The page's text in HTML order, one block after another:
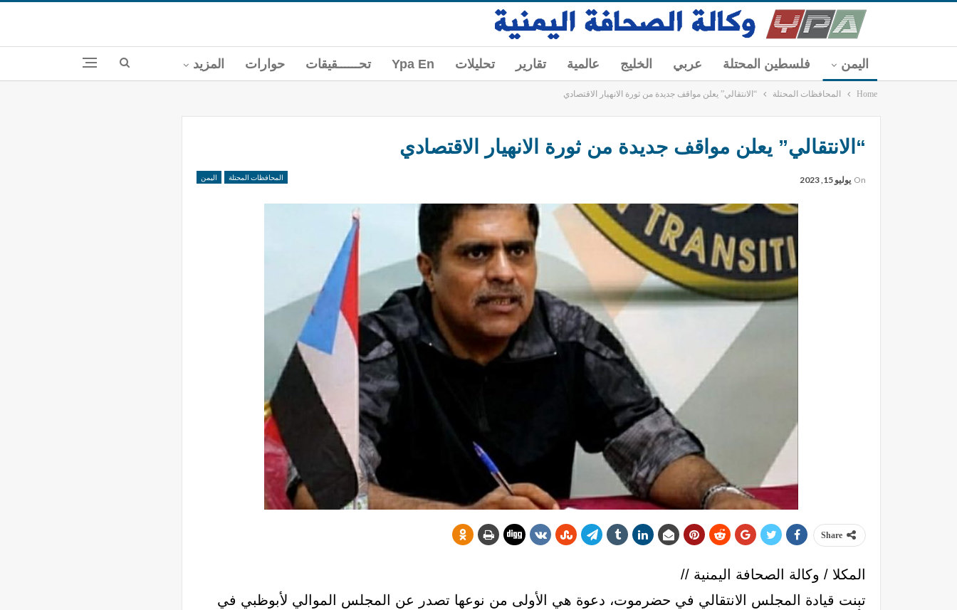
اليمن فلسطين المحتلة عربي الخليج عالمية تقارير تحليلات Ypa En تحــــــقيقات حوارات المزيد
Home المحافظات المحتلة “الانتقالي” يعلن مواقف جديدة من ثورة الانهيار الاقتصادي
“الانتقالي” يعلن مواقف جديدة من ثورة الانهيار الاقتصادي
المحافظات المحتلة اليمن On يوليو 15, 2023
Share
المكلا / وكالة الصحافة اليمنية //
تبنت قيادة المجلس الانتقالي في حضرموت، دعوة هي الأولى من نوعها تصدر عن المجلس الموالي لأبوظبي في